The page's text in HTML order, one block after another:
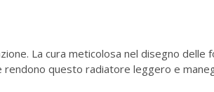
La cura meticolosa nel disegno delle
questo radiatore leggero e